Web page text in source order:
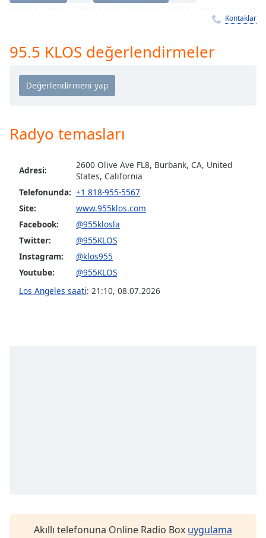
Remaining
Playback
Rate
Chapters
descriptions
off,
Subtitles
subtitles
settings,
opens
subtitles
settings
Beginning
Kontaklar
95.5 KLOS değerlendirmeler
Radyo temasları
Adresi:
2600 Olive Ave FL8, Burbank, CA, United
States, California
Telefonunda: +1 818-955-5567
Site:
www.955klos.com
Facebook:
@955klosla
Twitter:
@955KLOS
Instagram:
@klos955
Youtube:
@955KLOS
Los Angeles saati: 21:10, 08.07.2026
Akıllı telefonuna Online Radio Box uygulama